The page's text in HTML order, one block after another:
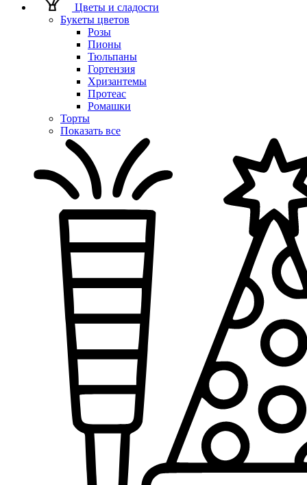
Цветы и сладости
Букеты цветов
Розы
Пионы
Тюльпаны
Гортензия
Хризантемы
Протеас
Ромашки
Торты
Показать все